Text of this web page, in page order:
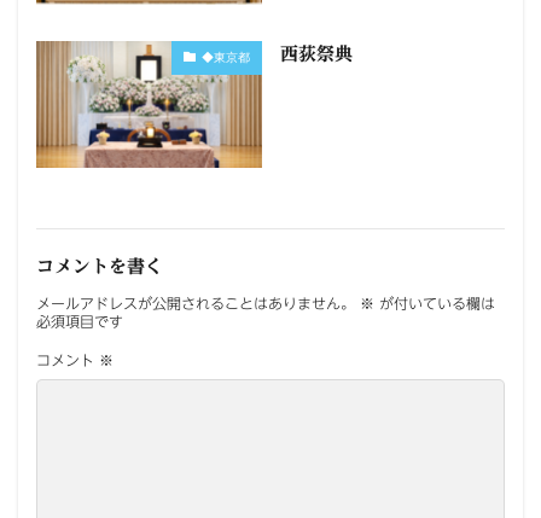
◆東京都 西荻祭典
コメントを書く
メールアドレスが公開されることはありません。 ※ が付いている欄は
必須項目です
コメント ※